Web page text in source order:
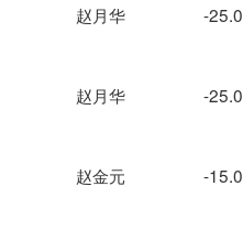
赵月华 -
赵月华 -
赵金元 -